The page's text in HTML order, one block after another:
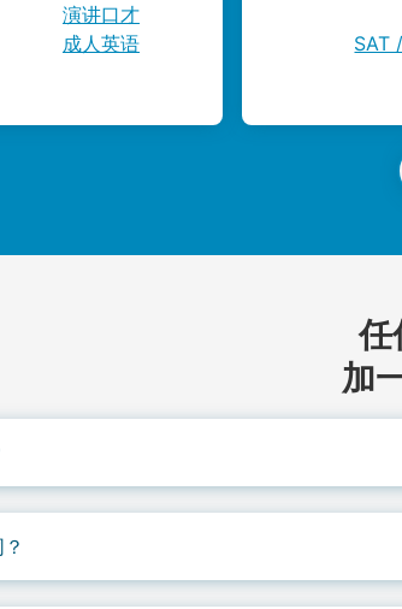
演讲口才
成人英语
SAT
任
加